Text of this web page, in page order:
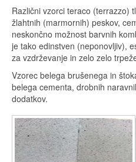
Različni vzorci teraco (terrazzo)
žlahtnih (marmornih) peskov,
neskončno možnost barvnih
je tako edinstven (neponovljiv),
za vzdrževanje in zelo zelo
Vzorec belega brušenega in
belega cementa, drobnih
dodatkov.